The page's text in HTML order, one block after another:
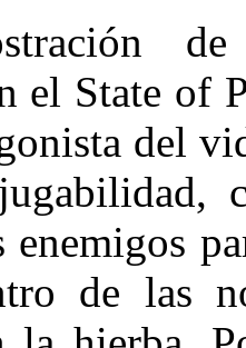
el State of
del
enemigos
de las